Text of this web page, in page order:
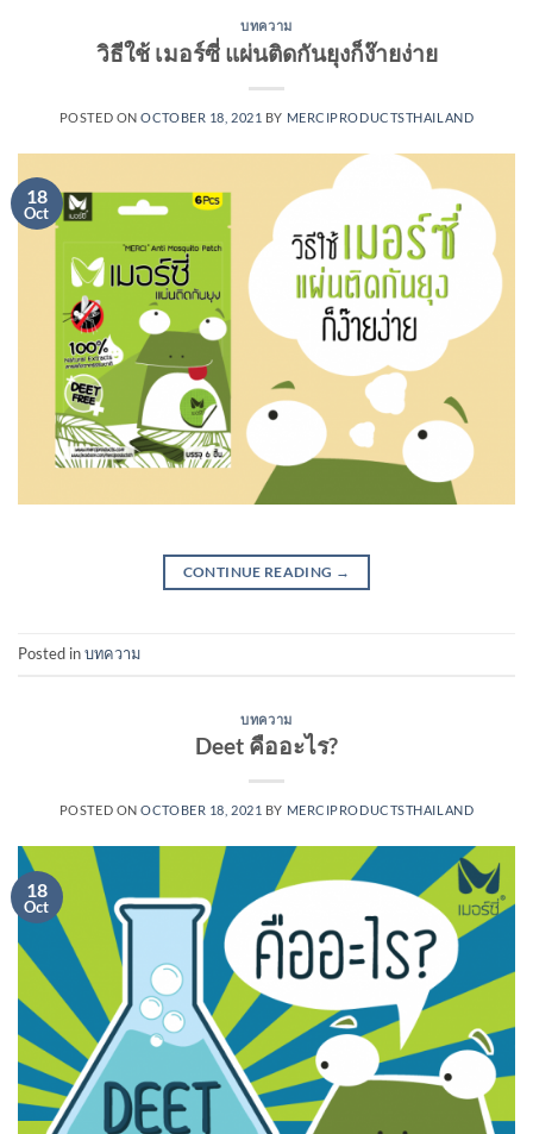
บทความ
วิธีใช้ เมอร์ซี่ แผ่นติดกันยุงก็ง๊ายง่าย
POSTED ONOCTOBER 18, 2021 BY MERCIPRODUCTSTHAILAND
18
Oct
CONTINUE READING →
Posted inบทความ
บทความ
Deet คืออะไร?
POSTED ONOCTOBER 18, 2021 BY MERCIPRODUCTSTHAILAND
18
Oct